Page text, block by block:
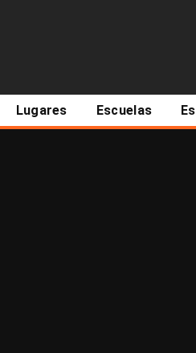
Lugares Escuelas